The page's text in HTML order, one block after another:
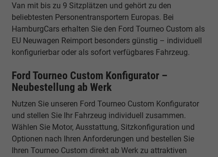
Van mit bis zu 9 Sitzplätzen und gehört zu den
beliebtesten Personentransportern Europas. Bei
HamburgCars erhalten Sie den Ford Tourneo Custom als
EU Neuwagen Reimport besonders günstig – individuell
konfigurierbar oder als sofort verfügbares Fahrzeug.
Ford Tourneo Custom Konfigurator –
Neubestellung ab Werk
Nutzen Sie unseren Ford Tourneo Custom Konfigurator
und stellen Sie Ihr Fahrzeug individuell zusammen.
Wählen Sie Motor, Ausstattung, Sitzkonfiguration und
Optionen nach Ihren Anforderungen und bestellen Sie
Ihren Tourneo Custom direkt ab Werk zu attraktiven